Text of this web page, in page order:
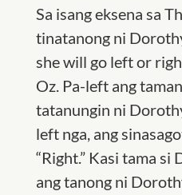
Sa isang eksena sa
tinatanong ni
she will go left or
Oz. Pa-left ang
tatanungin ni
left nga, ang
“Right.” Kasi tama
ang tanong ni